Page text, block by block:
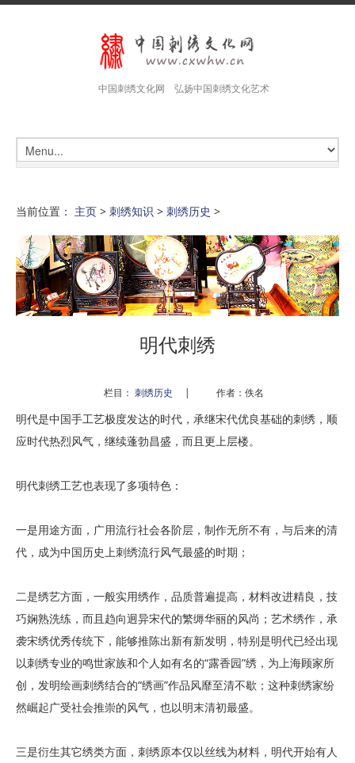
中国刺绣文化网 弘扬中国刺绣文化艺术
当前位置： 主页 > 刺绣知识 > 刺绣历史 >
明代刺绣
栏目： 刺绣历史 | 作者：佚名
明代是中国手工艺极度发达的时代，承继宋代优良基础的刺绣，顺
应时代热烈风气，继续蓬勃昌盛，而且更上层楼。
明代刺绣工艺也表现了多项特色：
一是用途方面，广用流行社会各阶层，制作无所不有，与后来的清
代，成为中国历史上刺绣流行风气最盛的时期；
二是绣艺方面，一般实用绣作，品质普遍提高，材料改进精良，技
巧娴熟洗练，而且趋向迥异宋代的繁缛华丽的风尚；艺术绣作，承
袭宋绣优秀传统下，能够推陈出新有新发明，特别是明代已经出现
以刺绣专业的鸣世家族和个人如有名的“露香园”绣，为上海顾家所
创，发明绘画刺绣结合的“绣画”作品风靡至清不歇；这种刺绣家纷
然崛起广受社会推崇的风气，也以明末清初最盛。
三是衍生其它绣类方面，刺绣原本仅以丝线为材料，明代开始有人